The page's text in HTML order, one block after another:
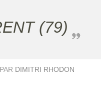
(79)
DIMITRI RHODON